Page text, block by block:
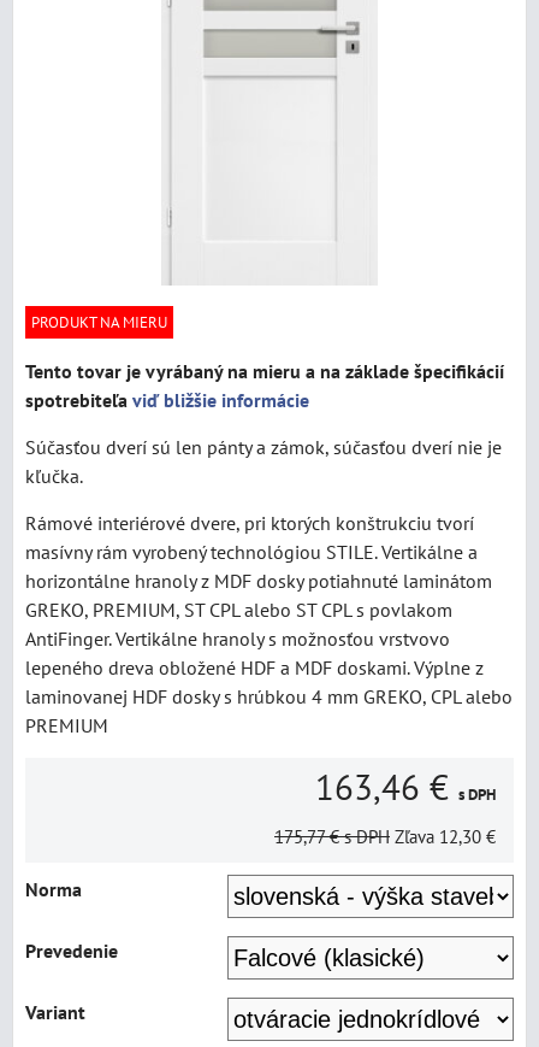
PRODUKT NA MIERU
Tento tovar je vyrábaný na mieru a na základe špecifikácií
spotrebiteľa viď bližšie informácie
Súčasťou dverí sú len pánty a zámok, súčasťou dverí nie je
kľučka.
Rámové interiérové dvere, pri ktorých konštrukciu tvorí
masívny rám vyrobený technológiou STILE. Vertikálne a
horizontálne hranoly z MDF dosky potiahnuté laminátom
GREKO, PREMIUM, ST CPL alebo ST CPL s povlakom
AntiFinger. Vertikálne hranoly s možnosťou vrstvovo
lepeného dreva obložené HDF a MDF doskami. Výplne z
laminovanej HDF dosky s hrúbkou 4 mm GREKO, CPL alebo
PREMIUM
163,46 € s DPH
175,77 € s DPH Zľava 12,30 €
Norma
Prevedenie
Variant